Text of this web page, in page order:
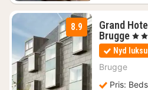
8.9
Grand
Brugge1
nat
fra
, 4
Nyd
Brugge
Pris: